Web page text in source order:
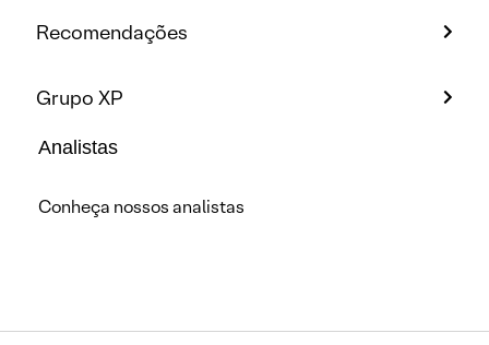
Recomendações
Grupo XP
Analistas
Conheça nossos analistas